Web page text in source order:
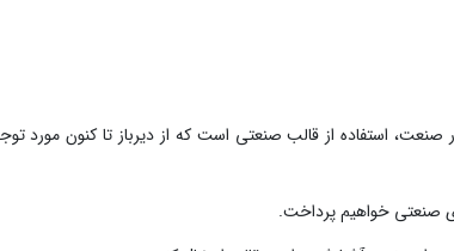
استفاده از قالب صنعتی است که از دیرباز تا کنون مورد
صنعتی خواهیم پرداخت.